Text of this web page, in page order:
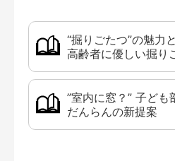
“掘りごたつ”の魅力
高齢者に優しい掘り
”室内に窓？” 子ど
だんらんの新提案